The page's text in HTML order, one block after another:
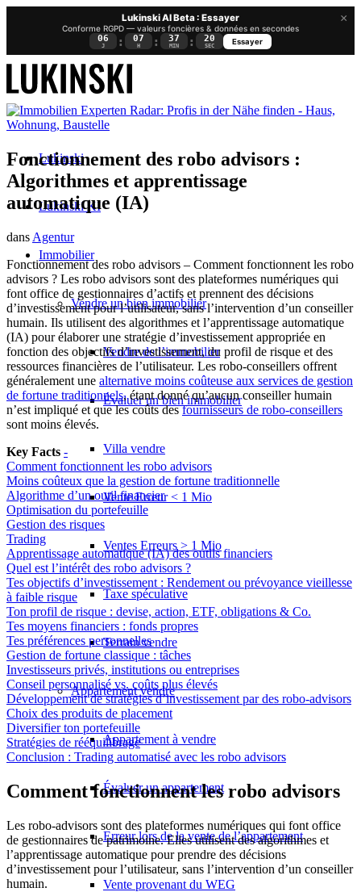
×
Lukinski AI Beta : Essayer
Conforme RGPD — valeurs foncières & données en secondes
06
J : 07
H : 37
MIN : 19
SEC
Essayer
Lukinski
Lukinski KI
Immobilier
Vendre un bien immobilier
Vendre de l’immobilier
Évaluer un bien immobilier
Villa vendre
Vente Erreur < 1 Mio
Ventes Erreurs > 1 Mio
Taxe spéculative
Terrain vendre
Appartementvendre
Appartement à vendre
Évaluer un appartement
Erreur lors de la vente de l’appartement
Vente provenant du WEG
Fonctionnement des robo advisors :
Algorithmes et apprentissage
automatique (IA)
dans Agentur
Fonctionnement des robo advisors – Comment fonctionnent les robo
advisors ? Les robo advisors sont des plateformes numériques qui
font office de gestionnaires d’actifs et prennent des décisions
d’investissement pour l’utilisateur, sans l’intervention d’un conseiller
humain. Ils utilisent des algorithmes et l’apprentissage automatique
(IA) pour élaborer une stratégie d’investissement appropriée en
fonction des objectifs d’investissement, du profil de risque et des
ressources financières de l’utilisateur. Les robo-conseillers offrent
généralement une alternative moins coûteuse aux services de gestion
de fortune traditionnels, étant donné qu’aucun conseiller humain
n’est impliqué et que les coûts desfournisseurs de robo-conseillers
sont moins élevés.
Key Facts -
Comment fonctionnent les robo advisors
Moins coûteux que la gestion de fortune traditionnelle
Algorithme d’un outil financier
Optimisation du portefeuille
Gestion des risques
Trading
Apprentissage automatique (IA) des outils financiers
Quel est l’intérêt des robo advisors ?
Tes objectifs d’investissement : Rendement ou prévoyance vieillesse
à faible risque
Ton profil de risque : devise, action, ETF, obligations & Co.
Tes moyens financiers : fonds propres
Tes préférences personnelles
Gestion de fortune classique : tâches
Investisseurs privés, institutions ou entreprises
Conseil personnalisé vs. coûts plus élevés
Développement de stratégies d’investissement par des robo-advisors
Choix des produits de placement
Diversifier ton portefeuille
Stratégies de rééquilibrage
Conclusion : Trading automatisé avec les robo advisors
Comment fonctionnent les robo advisors
Les robo-advisors sont des plateformes numériques qui font office
de gestionnaires de patrimoine. Elles utilisent des algorithmes et
l’apprentissage automatique pour prendre des décisions
d’investissement pour l’utilisateur, sans l’intervention d’un conseiller
humain.